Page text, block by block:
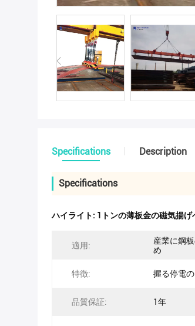
Specifications Description
Specifications
ハイライト: 1トンの薄板金の磁気揚げ
適用:
産業に鋼
め
特徴: 握る停電
品質保証: 1年